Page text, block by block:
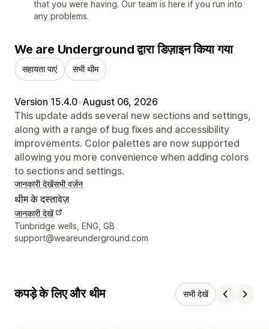
that you were having. Our team is here if you run into
any problems.
We are Underground द्वारा डिज़ाइन किया गया
सहायता पाएं सभी थीम
Version 15.4.0•August 06, 2026
This update adds several new sections and settings,
along with a range of bug fixes and accessibility
improvements. Color palettes are now supported
allowing you more convenience when adding colors
to sections and settings.
जानकारी देखेंसभी वर्ज़न
थीम के दस्तावेज़
जानकारी देखें
डिज़ाइनर के संपर्क की जानकारी
Tunbridge wells, ENG, GB
support@weareunderground.com
कपड़े के लिए और थीम सभी देखें